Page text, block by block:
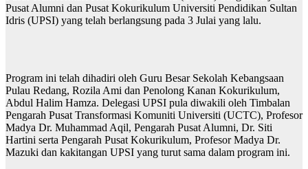
Pusat Alumni dan Pusat Kokurikulum Universiti Pendidikan Sultan
Idris (UPSI) yang telah berlangsung pada 3 Julai yang lalu.
Program ini telah dihadiri oleh Guru Besar Sekolah Kebangsaan
Pulau Redang, Rozila Ami dan Penolong Kanan Kokurikulum,
Abdul Halim Hamza. Delegasi UPSI pula diwakili oleh Timbalan
Pengarah Pusat Transformasi Komuniti Universiti (UCTC), Profesor
Madya Dr. Muhammad Aqil, Pengarah Pusat Alumni, Dr. Siti
Hartini serta Pengarah Pusat Kokurikulum, Profesor Madya Dr.
Mazuki dan kakitangan UPSI yang turut sama dalam program ini.